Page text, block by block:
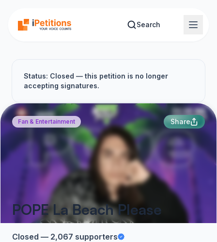
Search
Status: Closed — this petition is no longer
accepting signatures.
Fan & Entertainment Share
POPE La Beach Please
Closed — 2,067 supporters